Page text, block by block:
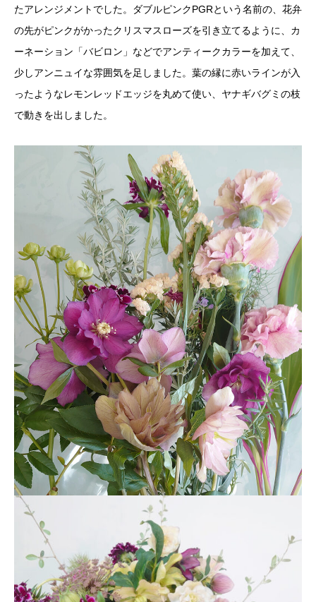
たアレンジメントでした。ダブルピンクPGRという名前の、花弁
の先がピンクがかったクリスマスローズを引き立てるように、カ
ーネーション「バビロン」などでアンティークカラーを加えて、
少しアンニュイな雰囲気を足しました。葉の縁に赤いラインが入
ったようなレモンレッドエッジを丸めて使い、ヤナギバグミの枝
で動きを出しました。